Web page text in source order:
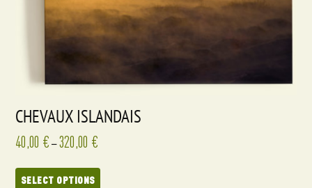
CHEVAUX ISLANDAIS
40,00 € –320,00 €
SELECT OPTIONS